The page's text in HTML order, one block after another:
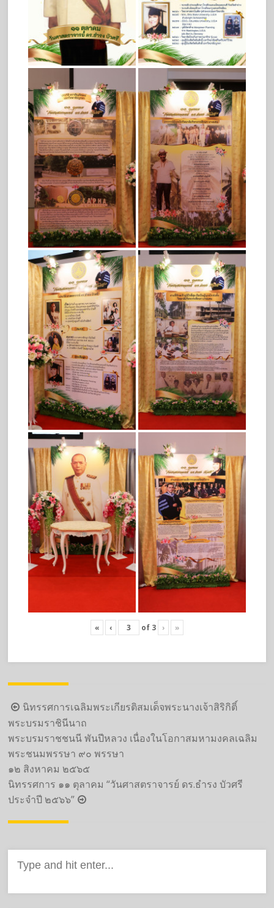
« ‹ of 3 › »
Post
navigation
นิทรรศการเฉลิมพระเกียรติสมเด็จพระนางเจ้าสิริกิติ์
พระบรมราชินีนาถ
พระบรมราชชนนี พันปีหลวง เนื่องในโอกาสมหามงคลเฉลิม
พระชนมพรรษา ๙๐ พรรษา
๑๒ สิงหาคม ๒๕๖๕
นิทรรศการ ๑๑ ตุลาคม “วันศาสตราจารย์ ดร.ธำรง บัวศรี
ประจำปี ๒๕๖๖”
for: